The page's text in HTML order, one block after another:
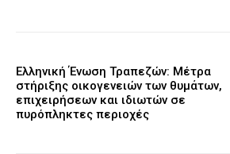
Ελληνική Ένωση Τραπεζών: Μέτρα
στήριξης οικογενειών των θυμάτων,
επιχειρήσεων και ιδιωτών σε
πυρόπληκτες περιοχές